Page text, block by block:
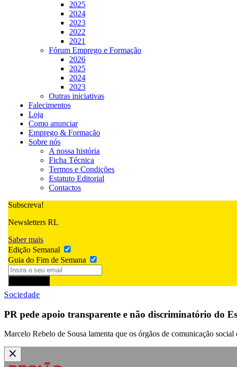
2025
2024
2023
2022
2021
Fórum Emprego e Formação
2026
2025
2024
2023
Outras iniciativas
Falecimentos
Loja
Como anunciar
Emprego & Formação
Sobre nós
A nossa história
Ficha Técnica
Termos e Condições
Estatuto Editorial
Contactos
Subscreva!
Newsletters RL
Saber mais
Edição Semanal
Guia do Fim de Semana
Sociedade
PR pede apoio transparente e não discriminatório do
Marcelo Rebelo de Sousa lamenta que os órgãos de comunicação